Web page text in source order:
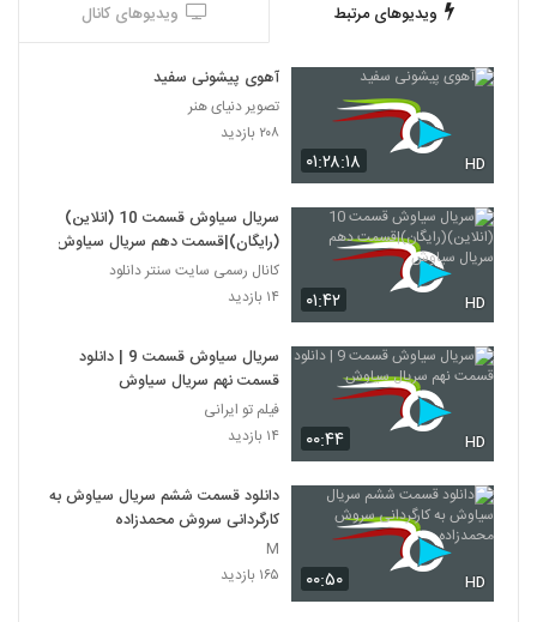
ویدیوهای مرتبط ویدیوهای کانال
۰۱:۲۸:۱۸ HD
آهوی پیشونی سفید
تصویر دنیای هنر
۲۰۸ بازدید
۰۱:۴۲ HD
سریال سیاوش قسمت 10 (انلاین)
(رایگان)|قسمت دهم سریال سیاوش
کانال رسمی سایت سنتر دانلود
۱۴ بازدید
۰۰:۴۴ HD
سریال سیاوش قسمت 9 | دانلود
قسمت نهم سریال سیاوش
فیلم تو ایرانی
۱۴ بازدید
۰۰:۵۰ HD
دانلود قسمت ششم سریال سیاوش به
کارگردانی سروش محمدزاده
M
۱۶۵ بازدید